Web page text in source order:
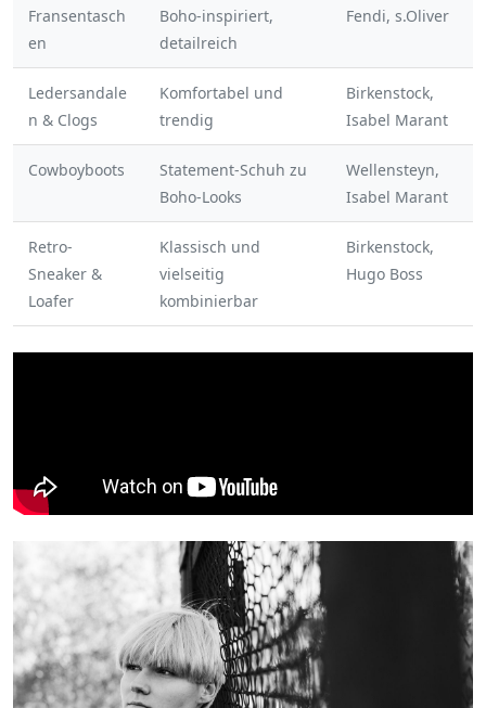
Fransentasch
en
Boho-inspiriert,
detailreich
Fendi, s.Oliver
Ledersandale
n & Clogs
Komfortabel und
trendig
Birkenstock,
Isabel Marant
Cowboyboots
Statement-Schuh zu
Boho-Looks
Wellensteyn,
Isabel Marant
Retro-
Sneaker &
Loafer
Klassisch und
vielseitig
kombinierbar
Birkenstock,
Hugo Boss